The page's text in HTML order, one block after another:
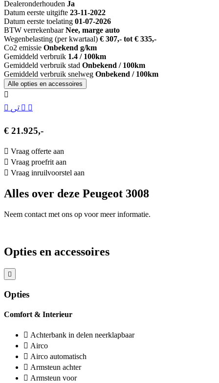
Dealeronderhouden Ja
Datum eerste uitgifte 23-11-2022
Datum eerste toelating 01-07-2026
BTW verrekenbaar Nee, marge auto
Wegenbelasting (per kwartaal) € 307,- tot € 335,-
Co2 emissie Onbekend g/km
Gemiddeld verbruik 1.4 / 100km
Gemiddeld verbruik stad Onbekend / 100km
Gemiddeld verbruik snelweg Onbekend / 100km
Alle opties en accessoires
€ 21.925,-
Vraag offerte aan
Vraag proefrit aan
Vraag inruilvoorstel aan
Alles over deze Peugeot 3008
Neem contact met ons op voor meer informatie.
Opties en accessoires
Opties
Comfort & Interieur
Achterbank in delen neerklapbaar
Airco
Airco automatisch
Armsteun achter
Armsteun voor